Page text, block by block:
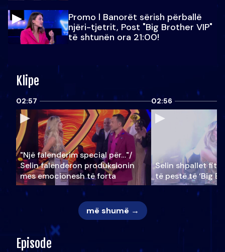
Promo l Banorët sërish përballë
njëri-tjetrit, Post "Big Brother VIP"
të shtunën ora 21:00!
Klipe
02:57
"Një falenderim special për…"/
Selin falënderon produksionin
mes emocionesh të forta
02:56
Selin shpallet
të pestë të ‘Big
më shumë →
Episode